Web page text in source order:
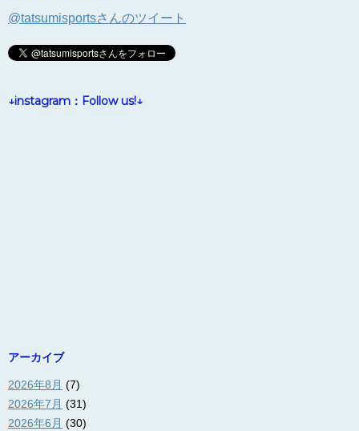
@tatsumisportsさんのツイート
↓instagram：Follow us!↓
アーカイブ
2026年8月 (7)
2026年7月 (31)
2026年6月 (30)